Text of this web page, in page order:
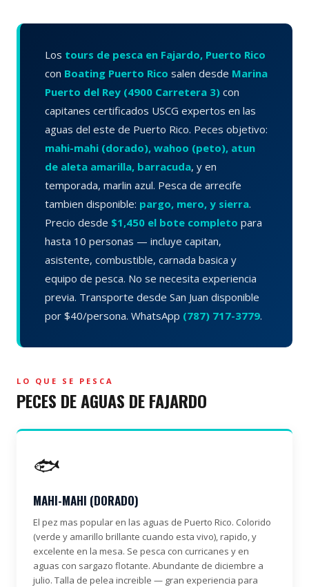
Los tours de pesca en Fajardo, Puerto Rico
con Boating Puerto Rico salen desde Marina
Puerto del Rey (4900 Carretera 3) con
capitanes certificados USCG expertos en las
aguas del este de Puerto Rico. Peces objetivo:
mahi-mahi (dorado), wahoo (peto), atun
de aleta amarilla, barracuda, y en
temporada, marlin azul. Pesca de arrecife
tambien disponible: pargo, mero, y sierra.
Precio desde $1,450 el bote completo para
hasta 10 personas — incluye capitan,
asistente, combustible, carnada basica y
equipo de pesca. No se necesita experiencia
previa. Transporte desde San Juan disponible
por $40/persona. WhatsApp (787) 717-3779.
LO QUE SE PESCA
PECES DE AGUAS DE FAJARDO
🐟
MAHI-MAHI (DORADO)
El pez mas popular en las aguas de Puerto Rico. Colorido
(verde y amarillo brillante cuando esta vivo), rapido, y
excelente en la mesa. Se pesca con curricanes y en
aguas con sargazo flotante. Abundante de diciembre a
julio. Talla de pelea increible — gran experiencia para